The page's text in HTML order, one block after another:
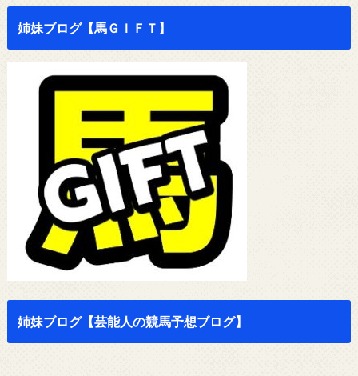
姉妹ブログ【馬ＧＩＦＴ】
姉妹ブログ【芸能人の競馬予想ブログ】